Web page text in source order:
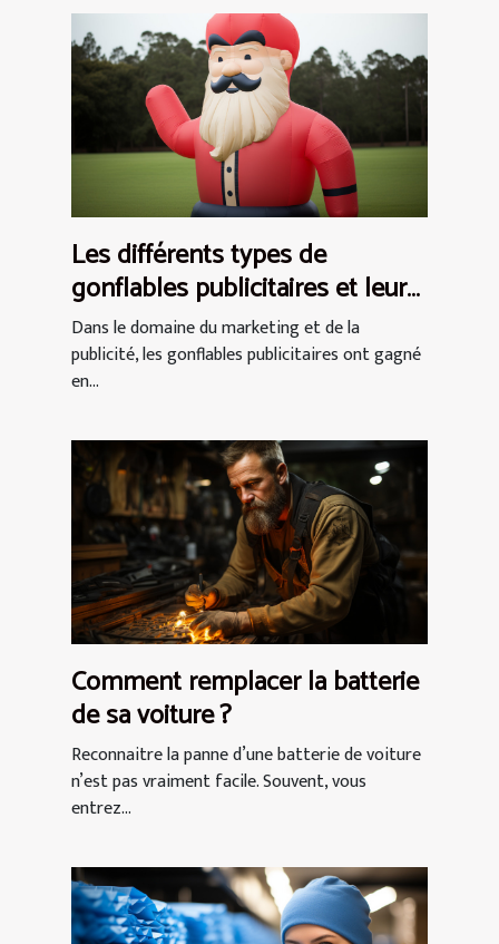
Les différents types de
gonflables publicitaires et leurs
utilisations
Dans le domaine du marketing et de la
publicité, les gonflables publicitaires ont gagné
en...
Comment remplacer la batterie
de sa voiture ?
Reconnaitre la panne d’une batterie de voiture
n’est pas vraiment facile. Souvent, vous
entrez...